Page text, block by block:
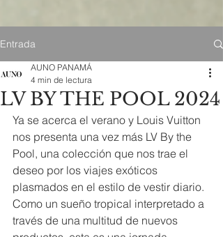
Entrada
LV BY THE POOL 2024
AUNO PANAMÁ
4 min de lectura
Ya se acerca el verano y Louis Vuitton
nos presenta una vez más LV By the
Pool, una colección que nos trae el
deseo por los viajes exóticos
plasmados en el estilo de vestir diario.
Como un sueño tropical interpretado a
través de una multitud de nuevos